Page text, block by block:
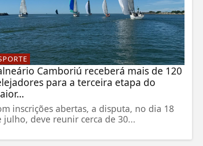
Camboriú receberá mais de 120
para a terceira etapa do
inscrições abertas, a disputa, no dia 18
julho, deve reunir cerca de 30...